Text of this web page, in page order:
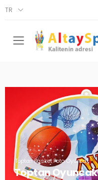
TR
Menü
Toptan Basket Pota Oyuncak
Toptan Oyuncak